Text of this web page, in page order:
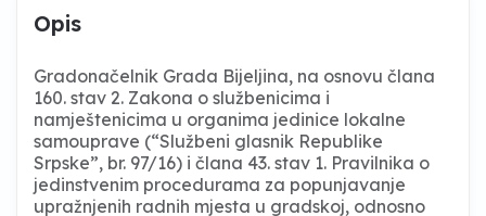
Opis
Gradonačelnik Grada Bijeljina, na osnovu člana
160. stav 2. Zakona o službenicima i
namještenicima u organima jedinice lokalne
samouprave (“Službeni glasnik Republike
Srpske”, br. 97/16) i člana 43. stav 1. Pravilnika o
jedinstvenim procedurama za popunjavanje
upražnjenih radnih mjesta u gradskoj, odnosno